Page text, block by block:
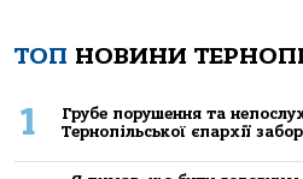
ТОП НОВИНИ
1
Грубе порушення та
Тернопільської єпархії